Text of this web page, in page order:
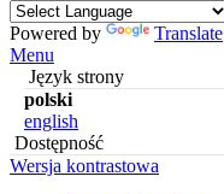
Powered by
Translate
Menu
Język strony
polski
english
Dostępność
Wersja kontrastowa